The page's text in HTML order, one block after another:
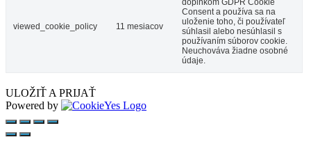
viewed_cookie_policy 11 mesiacov
Consent a používa sa na
uloženie toho, či používateľ
súhlasil alebo nesúhlasil s
používaním súborov cookie.
Neuchováva žiadne osobné
údaje.
ULOŽIŤ A PRIJAŤ
Powered by